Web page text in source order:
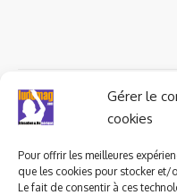
Gérer le
cookies
Pour offrir les meilleures
que les cookies pour stocker
Le fait de consentir à ces
© 2023 ludomag.com édité